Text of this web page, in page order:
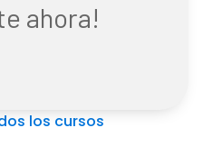
ahora!
los cursos